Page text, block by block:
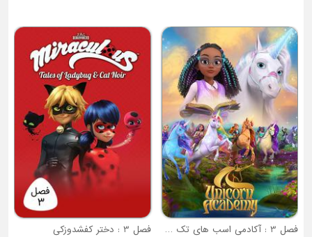
فصل 3 : آکادمی اسب های تک شاخ فصل 3 : دختر کفشدوزکی
فصل 5 : اشک های جادویی